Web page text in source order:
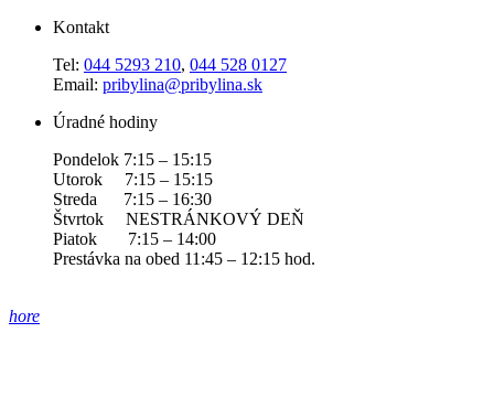
Kontakt
Tel: 044 5293 210, 044 528 0127
Email: pribylina@pribylina.sk
Úradné hodiny
Pondelok 7:15 – 15:15
Utorok 7:15 – 15:15
Streda 7:15 – 16:30
Štvrtok NESTRÁNKOVÝ DEŇ
Piatok 7:15 – 14:00
Prestávka na obed 11:45 – 12:15 hod.
hore